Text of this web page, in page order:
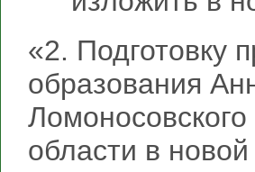
«2. Подготовку
образования
области в